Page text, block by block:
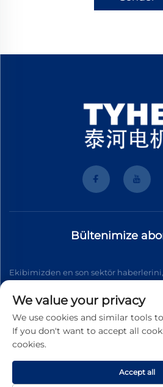
Bültenimize
Ekibimizden en son sektör
Telif Hakkı © 2026 Wenzhou Tyhe
We value your privacy
We use cookies and similar tools
If you don't want to accept all
cookies.
Accept all